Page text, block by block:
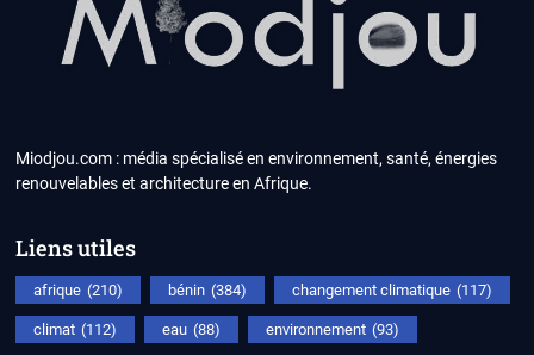
Miodjou.com : média spécialisé en environnement, santé, énergies
renouvelables et architecture en Afrique.
Liens utiles
afrique (210) bénin (384) changement climatique (117)
climat (112) eau (88) environnement (93)